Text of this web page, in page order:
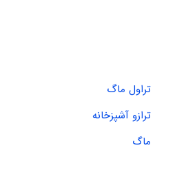
تراول ماگ
ترازو آشپزخانه
ماگ